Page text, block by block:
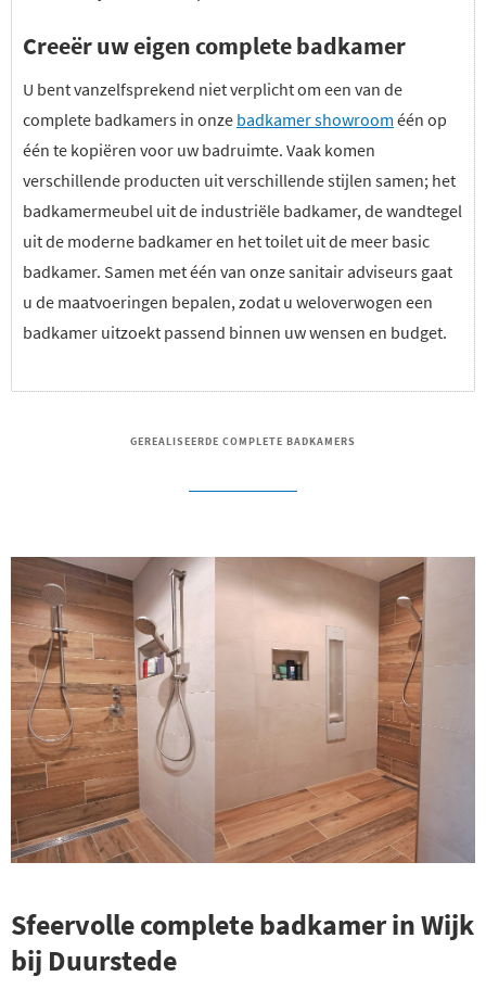
Creeër uw eigen complete badkamer
U bent vanzelfsprekend niet verplicht om een van de
complete badkamers in onze badkamer showroom één op
één te kopiëren voor uw badruimte. Vaak komen
verschillende producten uit verschillende stijlen samen; het
badkamermeubel uit de industriële badkamer, de wandtegel
uit de moderne badkamer en het toilet uit de meer basic
badkamer. Samen met één van onze sanitair adviseurs gaat
u de maatvoeringen bepalen, zodat u weloverwogen een
badkamer uitzoekt passend binnen uw wensen en budget.
GEREALISEERDE COMPLETE BADKAMERS
Sfeervolle complete badkamer in Wijk
bij Duurstede